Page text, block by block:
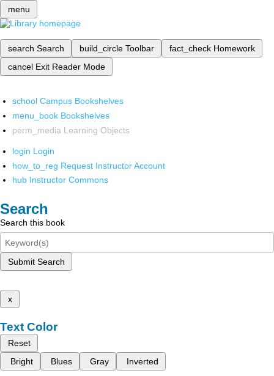
menu
search Search build_circle Toolbar fact_check Homework
cancel Exit Reader Mode
school Campus Bookshelves
menu_book Bookshelves
perm_media Learning Objects
login Login
how_to_reg Request Instructor Account
hub Instructor Commons
Search
Search this book
Submit Search
x
Text Color
Reset
Bright
Blues Gray Inverted